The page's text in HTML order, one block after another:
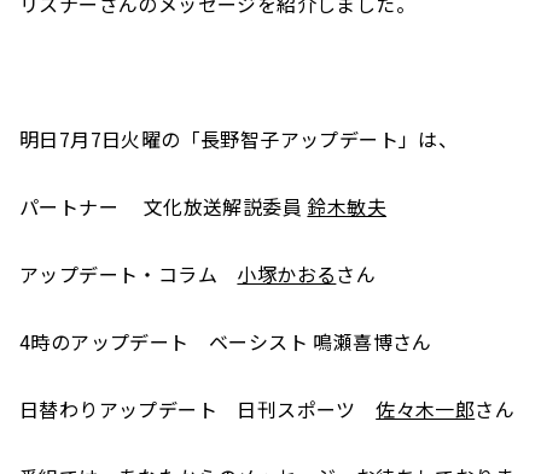
明日7月7日火曜の「長野智子アップデート」は、
パートナー 文化放送解説委員 鈴木敏夫
アップデート・コラム 小塚かおるさん
4時のアップデート ベーシスト 鳴瀬喜博さん
日替わりアップデート 日刊スポーツ佐々木一郎さん